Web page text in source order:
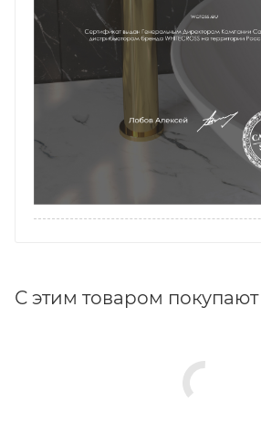
С этим товаром покупают